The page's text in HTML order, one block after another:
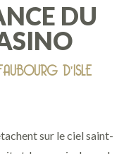
DU
D'ISLE
sur le ciel saint-